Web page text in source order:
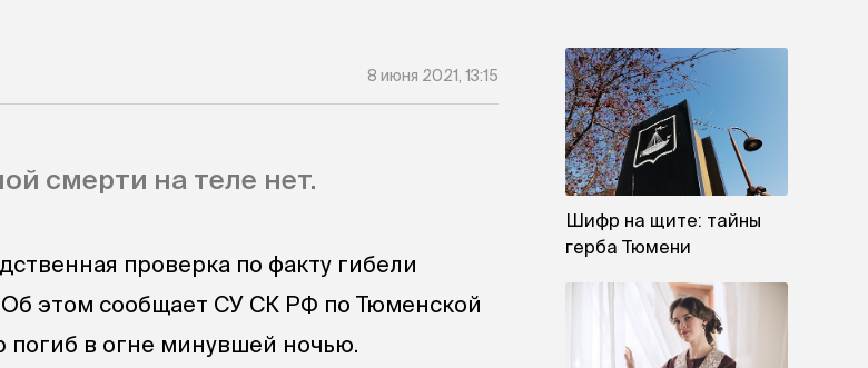
8 июня 2021, 13:15
смерти на теле нет.
проверка по факту гибели
Об этом сообщает СУ СК РФ по Тюменской
погиб в огне минувшей ночью.
Шифр на щите: тайны
герба Тюмени